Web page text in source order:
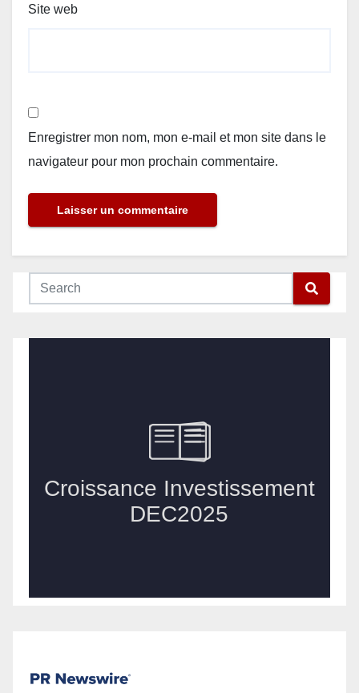
Site web
Enregistrer mon nom, mon e-mail et mon site dans le
navigateur pour mon prochain commentaire.